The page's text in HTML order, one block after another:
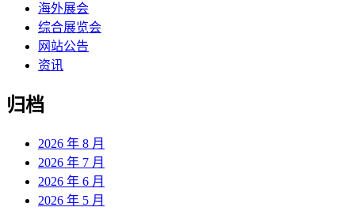
海外展会
综合展览会
网站公告
资讯
归档
2026 年 8 月
2026 年 7 月
2026 年 6 月
2026 年 5 月